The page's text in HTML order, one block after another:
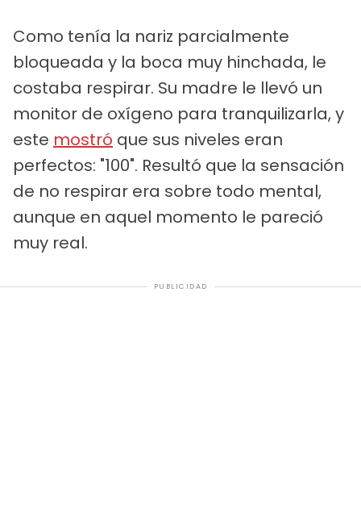
Como tenía la nariz parcialmente
bloqueada y la boca muy hinchada, le
costaba respirar. Su madre le llevó un
monitor de oxígeno para tranquilizarla, y
este mostró que sus niveles eran
perfectos: "100". Resultó que la sensación
de no respirar era sobre todo mental,
aunque en aquel momento le pareció
muy real.
PUBLICIDAD